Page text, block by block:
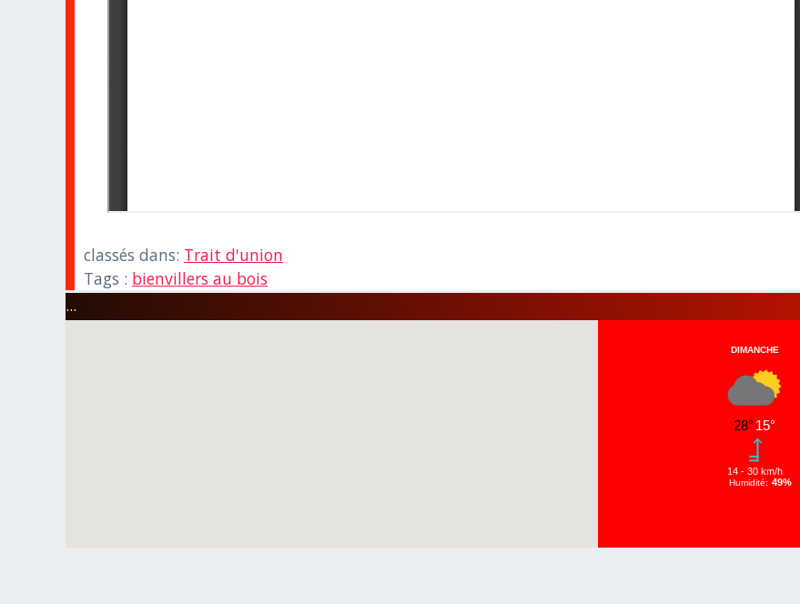
classés dans: Trait d'union
Tags : bienvillers au bois
...